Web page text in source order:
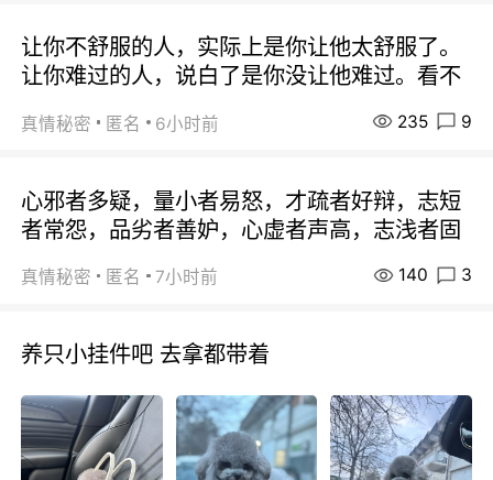
让你不舒服的人，实际上是你让他太舒服了。
让你难过的人，说白了是你没让他难过。看不
真情秘密 匿名 6小时前 235 9
心邪者多疑，量小者易怒，才疏者好辩，志短
者常怨，品劣者善妒，心虚者声高，志浅者固
真情秘密 匿名 7小时前 140 3
养只小挂件吧 去拿都带着